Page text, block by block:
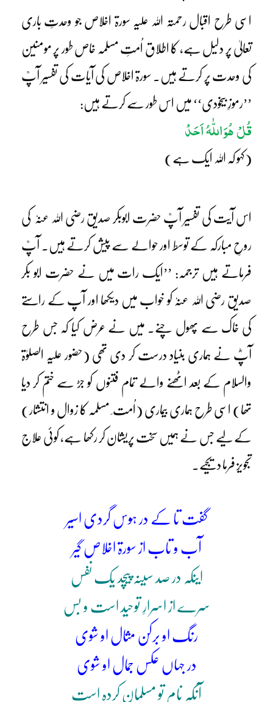
اسی طرح اقبال رحمتہ اللہ علیہ سورۃ اخلاص جو وحدتِ باری
تعالیٰ پر دلیل ہے، کا اطلاق اُمتِ مسلمہ خاص طور پر مومنین
کی وحدت پر کرتے ہیں۔ سورۃ اخلاص کی آیات کی تفسیر آپؒ
’’رموزِ بیخودی‘‘ میں اس طور سے کرتے ہیں:
قُلْ ھُوَ اللّٰہُ اَحَدْ
(کہو کہ اللہ ایک ہے)
اس آیت کی تفسیر آپؒ حضرت ابوبکر صدیق رضی اللہ عنہٗ کی
روحِ مبارکہ کے توسط اور حوالے سے پیش کرتے ہیں۔ آپؒ
فرماتے ہیں ترجمہ: ’’ایک رات میں نے حضرت ابو بکر
صدیق رضی اللہ عنہٗ کو خواب میں دیکھا اور آپ کے راستے
کی خاک سے پھول چنے۔ میں نے عرض کیا کہ جس طرح
آپؓ نے ہماری بنیاد درست کر دی تھی (حضور علیہ الصلوٰۃ
والسلام کے بعد اٹھنے والے تمام فتنوں کو جڑ سے ختم کر دیا
تھا) اسی طرح ہماری بیماری (اُمت ِ مسلمہ کا زوال و انتشار)
کے لیے جس نے ہمیں سخت پریشان کر رکھا ہے، کوئی علاج
تجویز فرما دیجیے۔
گفت تا کے در ہوس گردی اسیر
آب و تاب از سورۃ اخلاص گیر
اینکہ در صد سینہ پیچد یک نفس
سرے از اسرارِ توحید است و بس
رنگ او برکن مثال او شوی
در جہاں عکس جمال او شوی
آنکہ نام تو مسلمان کردہ است